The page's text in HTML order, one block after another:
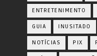
ENTRETENIMENTO
GUIA INUSITADO
NOTÍCIAS PIX